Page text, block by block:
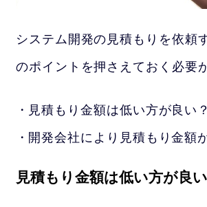
システム開発の見積もりを依頼
のポイントを押さえておく必要
見積もり金額は低い方が良い？
開発会社により見積もり金額
見積もり金額は低い方が良